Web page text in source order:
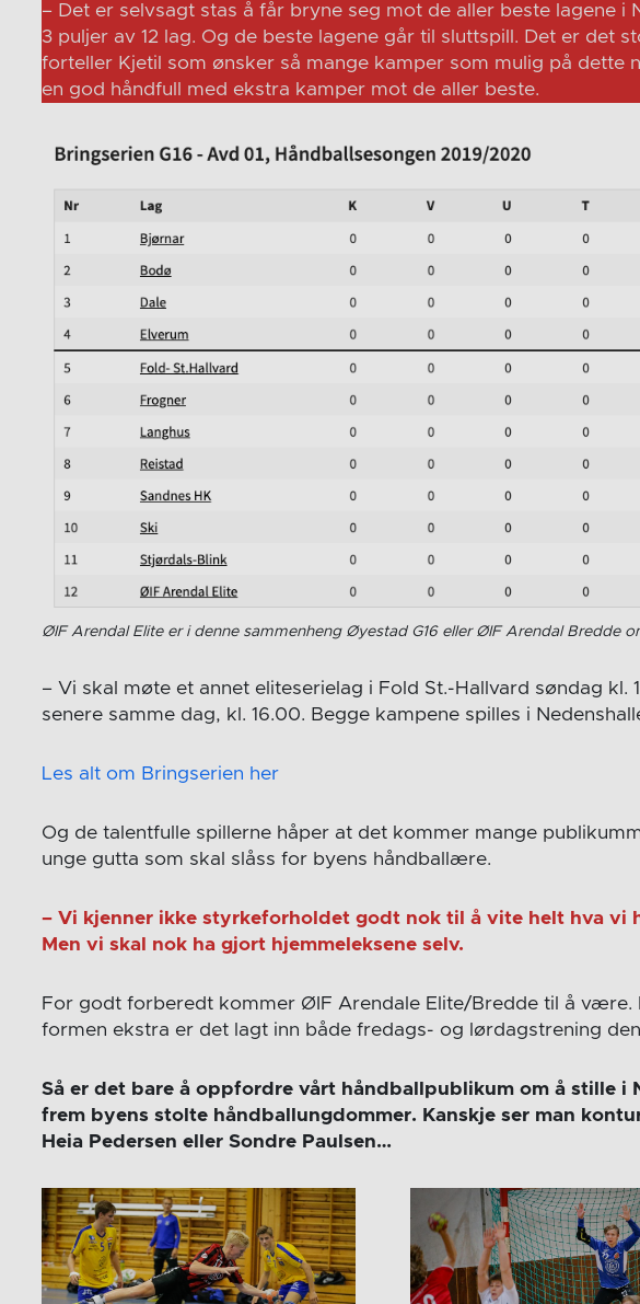
– Det er selvsagt stas å får bryne seg mot de aller beste lagene i
3 puljer av 12 lag. Og de beste lagene går til sluttspill. Det er det
forteller Kjetil som ønsker så mange kamper som mulig på dette
en god håndfull med ekstra kamper mot de aller beste.
ØIF Arendal Elite er i denne sammenheng Øyestad G16 eller ØIF Arendal Bredde
– Vi skal møte et annet eliteserielag i Fold St.-Hallvard søndag kl.
senere samme dag, kl. 16.00. Begge kampene spilles i
Les alt om Bringserien her
Og de talentfulle spillerne håper at det kommer mange
unge gutta som skal slåss for byens håndballære.
– Vi kjenner ikke styrkeforholdet godt nok til å vite helt hva vi
Men vi skal nok ha gjort hjemmeleksene selv.
For godt forberedt kommer ØIF Arendale Elite/Bredde til å være.
formen ekstra er det lagt inn både fredags- og lørdagstrening
Så er det bare å oppfordre vårt håndballpublikum om å stille i
frem byens stolte håndballungdommer. Kanskje ser man
Heia Pedersen eller Sondre Paulsen…